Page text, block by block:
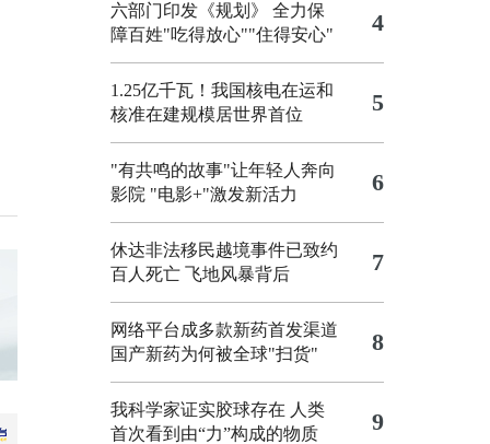
六部门印发《规划》 全力保
障百姓"吃得放心""住得安心"
4
1.25亿千瓦！我国核电在运和
核准在建规模居世界首位
5
"有共鸣的故事"让年轻人奔向
影院 "电影+"激发新活力 6
休达非法移民越境事件已致约
百人死亡 飞地风暴背后 7
网络平台成多款新药首发渠道
国产新药为何被全球"扫货"
8
我科学家证实胶球存在 人类
首次看到由“力”构成的物质
9